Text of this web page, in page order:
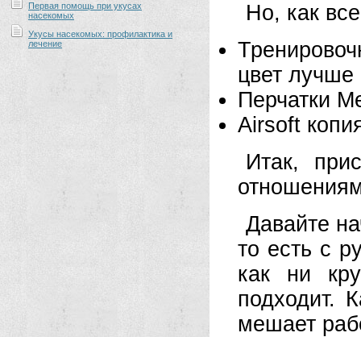
Первая помощь при укусах
насекомых
Укусы насекомых: профилактика и
лечение
Но, как
цвет
Перчатки
Airsoft
Итак,
Давайте
то есть с
как ни
подходит.
мешает